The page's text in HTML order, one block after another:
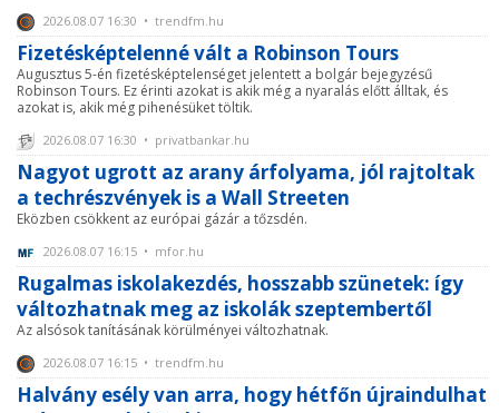
2026.08.07 16:30 • trendfm.hu
Fizetésképtelenné vált a Robinson Tours
Augusztus 5-én fizetésképtelenséget jelentett a bolgár bejegyzésű
Robinson Tours. Ez érinti azokat is akik még a nyaralás előtt álltak, és
azokat is, akik még pihenésüket töltik.
2026.08.07 16:30 • privatbankar.hu
Nagyot ugrott az arany árfolyama, jól rajtoltak
a techrészvények is a Wall Streeten
Eközben csökkent az európai gázár a tőzsdén.
2026.08.07 16:15 • mfor.hu
Rugalmas iskolakezdés, hosszabb szünetek: így
változhatnak meg az iskolák szeptembertől
Az alsósok tanításának körülményei változhatnak.
2026.08.07 16:15 • trendfm.hu
Halvány esély van arra, hogy hétfőn újraindulhat